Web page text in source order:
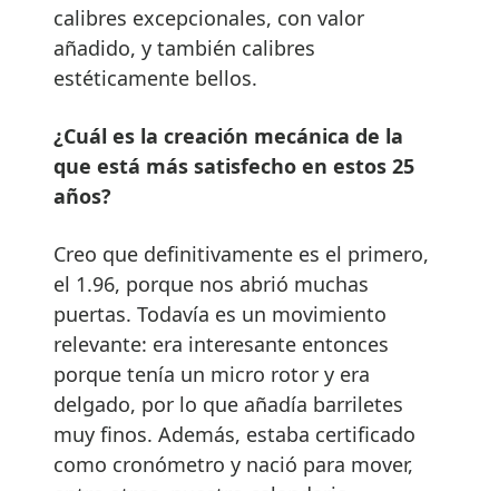
calibres excepcionales, con valor
añadido, y también calibres
estéticamente bellos.
¿Cuál es la creación mecánica de la
que está más satisfecho en estos 25
años?
Creo que definitivamente es el primero,
el 1.96, porque nos abrió muchas
puertas. Todavía es un movimiento
relevante: era interesante entonces
porque tenía un micro rotor y era
delgado, por lo que añadía barriletes
muy finos. Además, estaba certificado
como cronómetro y nació para mover,